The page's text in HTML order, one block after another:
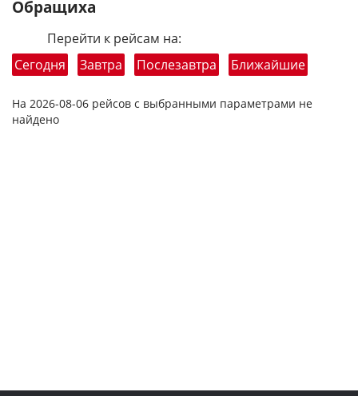
Обращиха
Перейти к рейсам на:
Сегодня
Завтра Послезавтра Ближайшие
На 2026-08-06 рейсов с выбранными параметрами не
найдено